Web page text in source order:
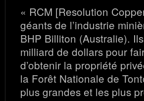
« RCM [Resolution
géants de l’industrie
BHP Billiton (Australie).
milliard de dollars pour
d’obtenir la propriété
la Forêt Nationale de
plus grandes et les plus